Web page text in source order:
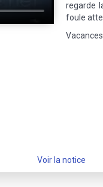
regarde
foule
Voir la notice